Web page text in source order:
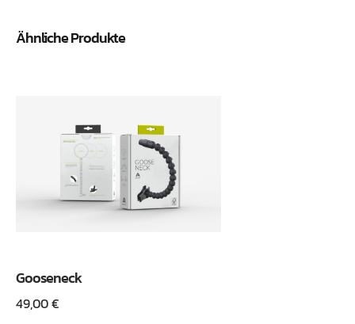
Ähnliche Produkte
Gooseneck
49,00€